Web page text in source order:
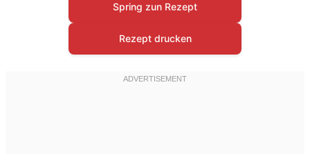
Spring zun Rezept
Rezept drucken